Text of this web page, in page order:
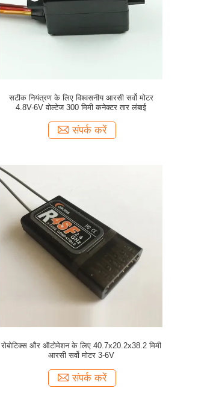
सटीक नियंत्रण के लिए विश्वसनीय आरसी सर्वो मोटर
4.8V-6V वोल्टेज 300 मिमी कनेक्टर तार लंबाई
संपर्क करें
रोबोटिक्स और ऑटोमेशन के लिए 40.7x20.2x38.2 मिमी
आरसी सर्वो मोटर 3-6V
संपर्क करें